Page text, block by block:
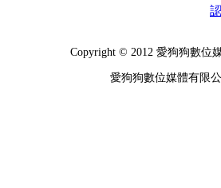
Copyright © 2012 愛狗狗數位
愛狗狗數位媒體有限